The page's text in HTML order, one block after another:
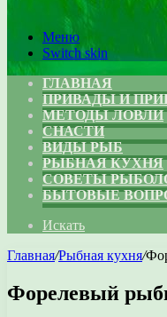
Меню
Switch skin
ГЛАВНАЯ
ПРИВАДЫ И
МЕТОДЫ ЛОВЛИ
СНАСТИ
ВИДЫ РЫБ
РЫБНАЯ КУХНЯ
СОВЕТЫ
БЫТОВЫЕ
Искать
Главная/Рыбная кухня/
Форелевый